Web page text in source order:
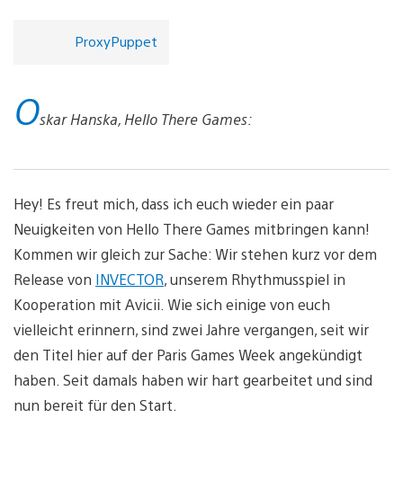
ProxyPuppet
Oskar Hanska, Hello There Games:
Hey! Es freut mich, dass ich euch wieder ein paar
Neuigkeiten von Hello There Games mitbringen kann!
Kommen wir gleich zur Sache: Wir stehen kurz vor dem
Release von INVECTOR, unserem Rhythmusspiel in
Kooperation mit Avicii. Wie sich einige von euch
vielleicht erinnern, sind zwei Jahre vergangen, seit wir
den Titel hier auf der Paris Games Week angekündigt
haben. Seit damals haben wir hart gearbeitet und sind
nun bereit für den Start.